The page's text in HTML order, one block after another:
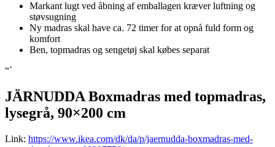
Markant lugt ved åbning af emballagen kræver luftning og
støvsugning
Ny madras skal have ca. 72 timer for at opnå fuld form og
komfort
Ben, topmadras og sengetøj skal købes separat
“`
JÄRNUDDA Boxmadras med topmadras,
lysegrå, 90×200 cm
Link: https://www.ikea.com/dk/da/p/jaernudda-boxmadras-med-